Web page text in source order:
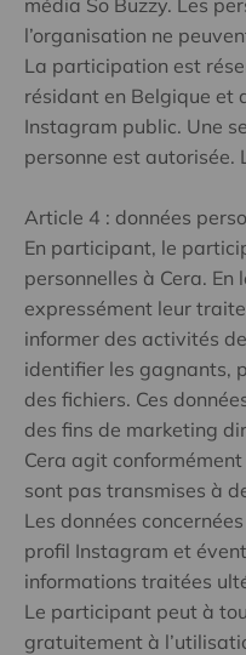
média So Buzzy. Les
l’organisation ne
La participation est
résidant en Belgique et
Instagram public. Une
personne est
Article 4 : données
En participant, le
personnelles à Cera.
expressément leur
informer des activités
identifier les gagnants,
des fichiers. Ces
des fins de marketing
Cera agit conformément
sont pas transmises à
Les données
profil Instagram et
informations traitées
Le participant peut à
gratuitement à